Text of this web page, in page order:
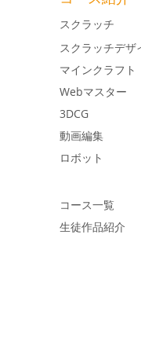
スクラッチ
スクラッチデザ
マインクラフト
Webマスター
3DCG​
​動画編集
ロボット
コース一覧
生徒作品紹介